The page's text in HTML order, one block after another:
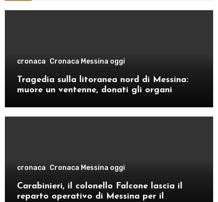
cronaca Cronaca Messina oggi
Tragedia sulla litoranea nord di Messina:
muore un ventenne, donati gli organi
cronaca Cronaca Messina oggi
Carabinieri, il colonello Falcone lascia il
reparto operativo di Messina per il